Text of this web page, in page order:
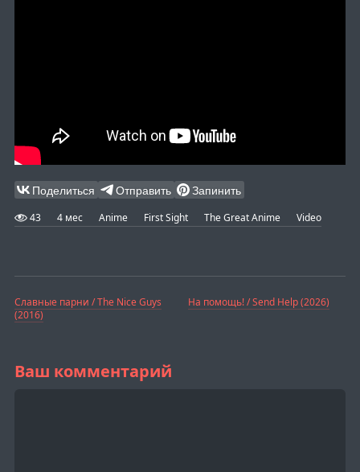
Поделиться Отправить Запинить
43 4 мес Anime First Sight The Great Anime Video
Славные парни / The Nice Guys
(2016)
На помощь! / Send Help (2026)
Ваш комментарий